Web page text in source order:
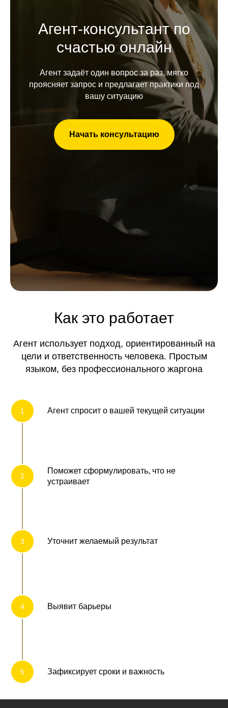
Агент‑консультант по
счастью онлайн
Агент задаёт один вопрос за раз, мягко
проясняет запрос и предлагает практики под
вашу ситуацию
Начать консультацию
Как это работает
Агент использует подход, ориентированный на
цели и ответственность человека. Простым
языком, без профессионального жаргона
Агент спросит о вашей текущей ситуации
Поможет сформулировать, что не
устраивает
Уточнит желаемый результат
Выявит барьеры
Зафиксирует сроки и важность